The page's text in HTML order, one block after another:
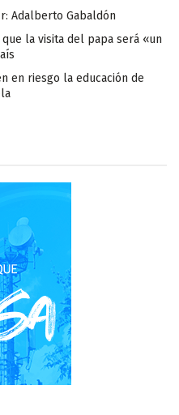
Adalberto Gabaldón
la visita del papa será «un
en riesgo la educación de